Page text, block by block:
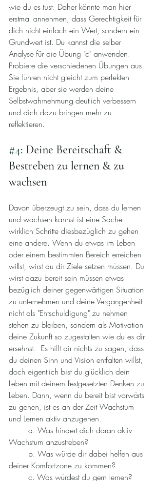
wie du es tust. Daher könnte man hier
erstmal annehmen, dass Gerechtigkeit für
dich nicht einfach ein Wert, sondern ein
Grundwert ist. Du kannst die selber
Analyse für die Übung "c" anwenden.
Probiere die verschiedenen Übungen aus.
Sie führen nicht gleicht zum perfekten
Ergebnis, aber sie werden deine
Selbstwahrnehmung deutlich verbessern
und dich dazu bringen mehr zu
reflektieren.
#4: Deine Bereitschaft &
Bestreben zu lernen & zu
wachsen
Davon überzeugt zu sein, dass du lernen
und wachsen kannst ist eine Sache -
wirklich Schritte diesbezüglich zu gehen
eine andere. Wenn du etwas im Leben
oder einem bestimmten Bereich erreichen
willst, wirst du dir Ziele setzen müssen. Du
wirst dazu bereit sein müssen etwas
bezüglich deiner gegenwärtigen Situation
zu unternehmen und deine Vergangenheit
nicht als "Entschuldigung" zu nehmen
stehen zu bleiben, sondern als Motivation
deine Zukunft so zugestalten wie du es dir
ersehnst.  Es hilft dir nichts zu sagen, dass
du deinen Sinn und Vision entfalten willst,
doch eigentlich bist du glücklich dein
Leben mit deinem festgesetzten Denken zu
Leben. Dann, wenn du bereit bist vorwärts
zu gehen, ist es an der Zeit Wachstum
und Lernen aktiv anzugehen.
Wachstum anzustreben?
deiner Komfortzone zu kommen?